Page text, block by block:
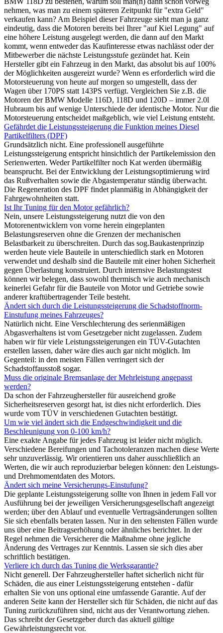
nehmen, was man zu einem späteren Zeitpunkt für "extra Geld"
verkaufen kann? Am Beispiel dieser Fahrzeuge sieht man ja ganz
eindeutig, dass die Motoren bereits bei Ihrer "auf Kiel Legung" auf
eine höhere Leistung ausgelegt werden, die dann auf den Markt
kommt, wenn entweder das Kaufinteresse etwas nachlässt oder der
Mitbewerber die nächste Leistungsstufe gezündet hat. Kein
Hersteller gibt ein Fahrzeug in den Markt, das absolut bis auf 100%
der Möglichkeiten ausgereizt wurde? Wenn es erforderlich wird die
Motorsteuerung von heute auf morgen so umgestellt, dass der
Wagen über 170PS statt 143PS verfügt. Vergleichen Sie z.B. die
Motoren der BMW Modelle 116D, 118D und 120D – immer 2.0l
Hubraum bis auf wenige Unterschiede der identische Motor. Nur die
Motorsteuerung entscheidet maßgeblich, wie viel Leistung entsteht.
Gefährdet die Leistungssteigerung die Funktion meines Diesel
Partikelfilters (DPF)
Grundsätzlich nicht. Eine professionell ausgeführte
Leistungssteigerung entspricht hinsichtlich der Partikelemission den
Serienwerten. Weder Partikelfilter noch Kat werden übermäßig
beansprucht. Bei der Entwicklung der Leistungsoptimierung wird
das Rußverhalten sowie die Abgastemperatur ständig überwacht.
Die Regeneration des DPF findet planmäßig in Abhängigkeit der
Fahrgewohnheiten statt.
Ist Ihr Tuning für den Motor gefährlich?
Nein, unsere Leistungssteigerung nutzt die von den
Motorenentwicklern von vorne herein eingeplanten
Belastungsreserven ohne die Grenzen der mechanischen
Belastbarkeit zu überschreiten. Durch das sog.Baukastenprinzip
werden heute viele Bauteile in unterschiedlich stark en Motoren
verwendet und deshalb sind die Bauteile mit einer hohen Sicherheit
gegen Überlastung konstruiert. Durch internsive Belastungstest
können wir belegen, dass sowohl thermisch wie auch mechanisch
keinerlei Gefahr für die Bauteile von Motor und Getriebe sowie
anderer kraftübertragender Teile besteht.
Ändert sich durch die Leistungssteigerung die Schadstoffnorm-
Einstufung meines Fahrzeuges?
Natürlich nicht. Eine Verschlechterung des serienmäßigen
Abgasverhaltens ist vom Gesetzgeber nicht zugelassen. Zudem
haben wir für viele Leistungssteigerungen ein TÜV-Gutachten
erstellen lassen, daher wäre dies auch gar nicht möglich. Im
Gegenteil: in den meisten Fällen verringert sich der
Schadstoffausstoß sogar.
Muss die originale Bremsanlage der Mehrleistung angepasst
werden?
Da schon der Fahrzeughersteller für ausreichend große
Sicherheitsreserven gesorgt hat, ist dies nicht erforderlich. Dies
wurde vom TÜV in verschiedenen Gutachten bestätigt.
Um wie viel ändert sich die Endgeschwindigkeit und die
Beschleunigung von 0-100 km/h?
Eine exakte Angabe für jedes Fahrzeug ist leider nicht möglich.
Verschiedene Bereifungen und Tachotoleranzen machen diese Werte
sehr unzuverlässig. Wir orientieren uns daher ausschließlich an
Werten, die wir auch reproduzierbar belegen können: den Leistungs-
und Drehmomentdaten des Motors.
Ändert sich meine Versicherungs-Einstufung?
Die geplante Leistungssteigerung sollte von Ihnen in jedem Fall vor
Ausführung bei der jeweiligen Versicherungsgesellschaft angezeigt
werden; über den Ablauf und eventuelle Vertragsänderungen sollten
Sie sich ebenfalls beraten lassen. Nur in den seltensten Fällen wurde
uns über eine Beitragserhöhung oder ähnliches berichtet. In der
Regel nehmen die Versicherer die Maßnahme ohne jegliche
Änderung des Vertrages zur Kenntnis. Lassen sie sich dies aber
schriftlich bestätigen.
Verliere ich durch das Tuning die Werksgarantie?
Nicht generell. Der Fahrzeughersteller haftet sicherlich nicht für
Schäden, die aus einer Leistungssteigerung entstehen - dafür
erhalten Sie von uns optional eine umfassende Garantie. Auf der
anderen Seite kann der Hersteller sich für Schäden, die nicht auf das
Tuning zurückzuführen sind, nicht aus der Verantwortung ziehen.
Das schreibt der Gesetzgeber durch das aktuell gültige
Gewährleistungsrecht vor.